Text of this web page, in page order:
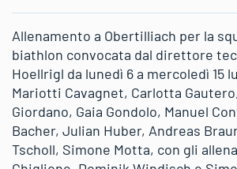
Allenamento a Obertilliach per la
biathlon convocata dal direttore
Hoellrigl da lunedì 6 a mercoledì 15
Mariotti Cavagnet, Carlotta
Giordano, Gaia Gondolo, Manuel
Bacher, Julian Huber, Andreas
Tscholl, Simone Motta, con gli